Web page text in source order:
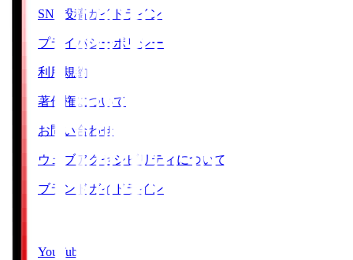
SNS投稿ガイドライン
プライバシーポリシー
利用規約
著作権について
お問い合わせ
ウェブアクセシビリティについて
ブランドガイドライン
YouTube